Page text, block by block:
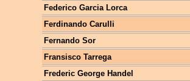
Federico Garcia Lorca
Ferdinando Carulli
Fernando Sor
Fransisco Tarrega
Frederic George Handel